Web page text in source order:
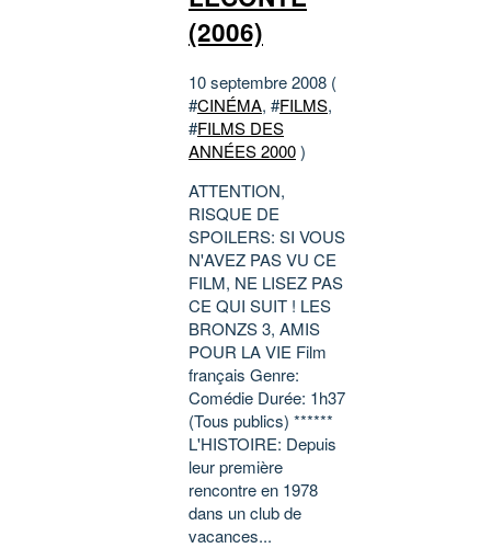
(2006)
10 septembre 2008 (
#CINÉMA, #FILMS,
#FILMS DES
ANNÉES 2000)
ATTENTION,
RISQUE DE
SPOILERS: SI VOUS
N'AVEZ PAS VU CE
FILM, NE LISEZ PAS
CE QUI SUIT ! LES
BRONZS 3, AMIS
POUR LA VIE Film
français Genre:
Comédie Durée: 1h37
(Tous publics) ******
L'HISTOIRE: Depuis
leur première
rencontre en 1978
dans un club de
vacances...